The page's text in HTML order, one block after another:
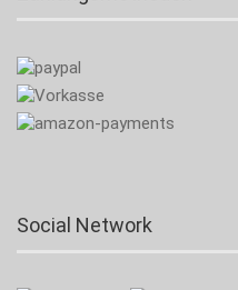
Social Network